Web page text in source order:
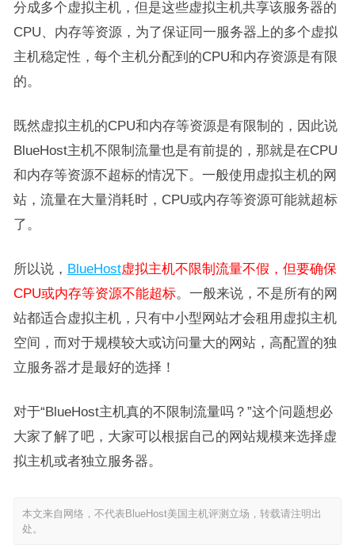
分成多个虚拟主机，但是这些虚拟主机共享该服务器的
CPU、内存等资源，为了保证同一服务器上的多个虚拟
主机稳定性，每个主机分配到的CPU和内存资源是有限
的。
既然虚拟主机的CPU和内存等资源是有限制的，因此说
BlueHost主机不限制流量也是有前提的，那就是在CPU
和内存等资源不超标的情况下。一般使用虚拟主机的网
站，流量在大量消耗时，CPU或内存等资源可能就超标
了。
所以说， BlueHost虚拟主机不限制流量不假，但要确保
CPU或内存等资源不能超标。一般来说，不是所有的网
站都适合虚拟主机，只有中小型网站才会租用虚拟主机
空间，而对于规模较大或访问量大的网站，高配置的独
立服务器才是最好的选择！
对于“BlueHost主机真的不限制流量吗？”这个问题想必
大家了解了吧，大家可以根据自己的网站规模来选择虚
拟主机或者独立服务器。
本文来自网络，不代表BlueHost美国主机评测立场，转载请注明出
处。